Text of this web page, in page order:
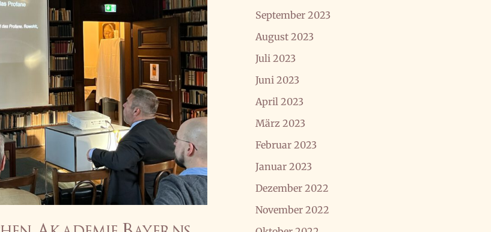
September 2023
August 2023
Juli 2023
Juni 2023
April 2023
März 2023
Februar 2023
Januar 2023
Dezember 2022
November 2022